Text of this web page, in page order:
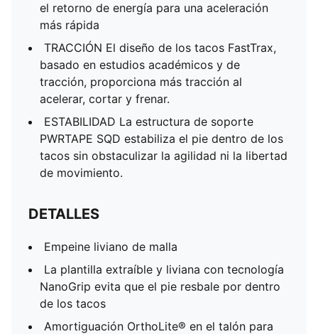
el retorno de energía para una aceleración
más rápida
TRACCIÓN El diseño de los tacos FastTrax,
basado en estudios académicos y de
tracción, proporciona más tracción al
acelerar, cortar y frenar.
ESTABILIDAD La estructura de soporte
PWRTAPE SQD estabiliza el pie dentro de los
tacos sin obstaculizar la agilidad ni la libertad
de movimiento.
DETALLES
Empeine liviano de malla
La plantilla extraíble y liviana con tecnología
NanoGrip evita que el pie resbale por dentro
de los tacos
Amortiguación OrthoLite® en el talón para